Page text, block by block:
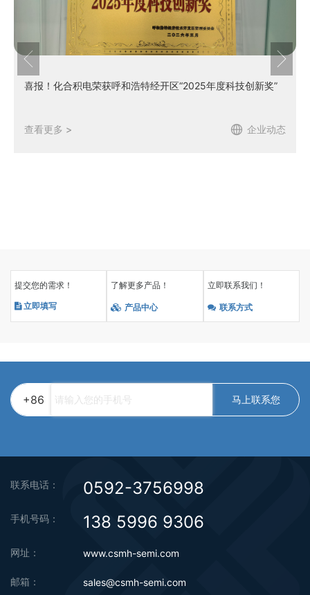
喜报！化合积电荣获呼和浩特经开区“2025年度科技创新奖”
查看更多 > 企业动态
提交您的需求！
立即填写
了解更多产品！
产品中心
立即联系我们！
联系方式
+86 马上联系您
联系电话： 0592-3756998
手机号码： 138 5996 9306
网址： www.csmh-semi.com
邮箱： sales@csmh-semi.com